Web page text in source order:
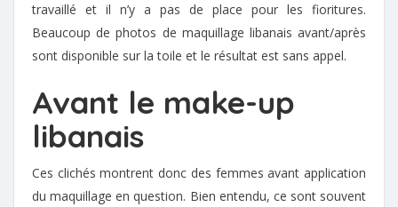
travaillé et il n’y a pas de place pour les fioritures.
Beaucoup de photos de maquillage libanais avant/après
sont disponible sur la toile et le résultat est sans appel.
Avant le make-up
libanais
Ces clichés montrent donc des femmes avant application
du maquillage en question. Bien entendu, ce sont souvent